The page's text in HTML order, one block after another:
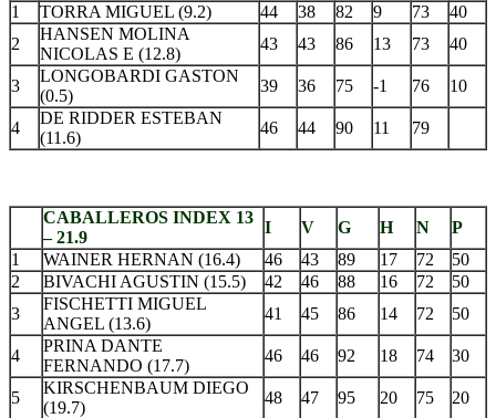
1
TORRA MIGUEL (9.2) 44 38 82 9 73
40
2
HANSEN MOLINA
NICOLAS E (12.8)
43 43 86 13 73 40
3
LONGOBARDI GASTON
(0.5)
39 36 75 -1 76 10
4
DE RIDDER ESTEBAN
(11.6)
46 44 90 11 79
CABALLEROS INDEX 13
– 21.9
I V G H N
P
1
WAINER HERNAN (16.4) 46 43 89 17 72
50
2
BIVACHI AGUSTIN (15.5) 42 46 88 16 72
50
3
FISCHETTI MIGUEL
ANGEL (13.6)
41 45 86 14 72 50
4
PRINA DANTE
FERNANDO (17.7)
46 46 92 18 74 30
5
KIRSCHENBAUM DIEGO
(19.7)
48 47 95 20 75 20